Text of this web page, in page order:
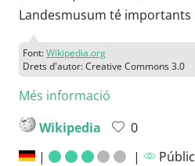
Landesmusum té importants
Font:Wikipedia.org
Drets d'autor: Creative Commons 3.0
Més informació
Wikipedia
0
|
|